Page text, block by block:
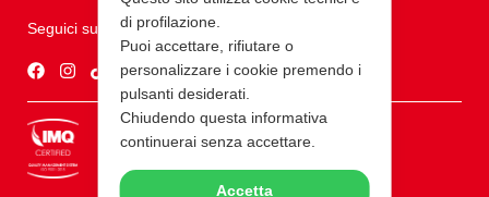
Seguici su
di profilazione.
Puoi accettare, rifiutare o
personalizzare i cookie premendo i
pulsanti desiderati.
Chiudendo questa informativa
continuerai senza accettare.
Accetta